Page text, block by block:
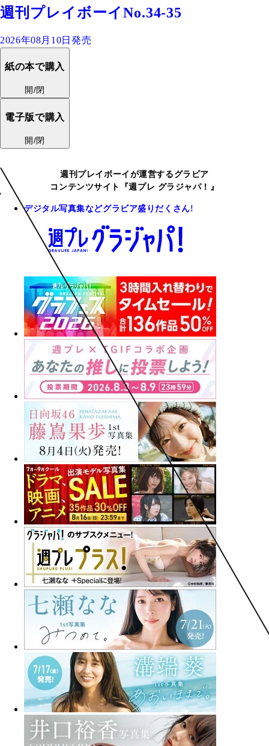
週刊プレイボーイNo.34-35
2026年08月10日発売
紙の本で購入
開/閉
電子版で購入
開/閉
週刊プレイボーイが運営するグラビア
コンテンツサイト『週プレ グラジャパ！』
デジタル写真集などグラビア盛りだくさん!